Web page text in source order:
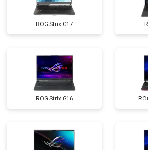
ROG Strix G17
ROG Strix G16